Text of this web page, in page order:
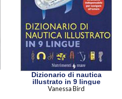
Dizionario di nautica
illustrato in 9 lingue
Vanessa Bird